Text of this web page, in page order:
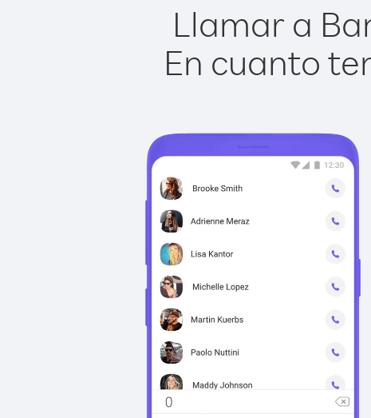
Llamar a
En cuanto